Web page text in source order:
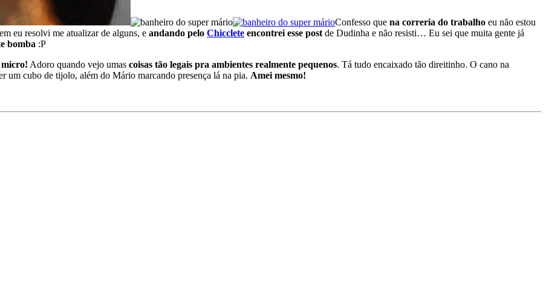
Confesso que na correria do trabalho eu não estou
eu resolvi me atualizar de alguns, e andando pelo Chicclete encontrei esse post de Dudinha e não resisti… Eu sei que muita gente já
bomba :P
Adoro quando vejo umas coisas tão legais pra ambientes realmente pequenos. Tá tudo encaixado tão direitinho. O cano na
um cubo de tijolo, além do Mário marcando presença lá na pia. Amei mesmo!